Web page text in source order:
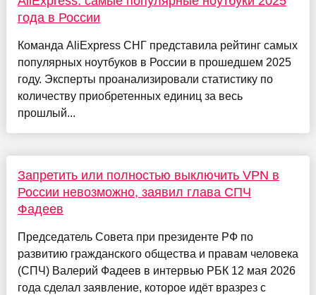
года в России
Команда AliExpress СНГ представила рейтинг самых
популярных ноутбуков в России в прошедшем 2025
году. Эксперты проанализировали статистику по
количеству приобретенных единиц за весь
прошлый...
Запретить или полностью выключить VPN в
России невозможно, заявил глава СПЧ
Фадеев
Председатель Совета при президенте РФ по
развитию гражданского общества и правам человека
(СПЧ) Валерий Фадеев в интервью РБК 12 мая 2026
года сделал заявление, которое идёт вразрез с